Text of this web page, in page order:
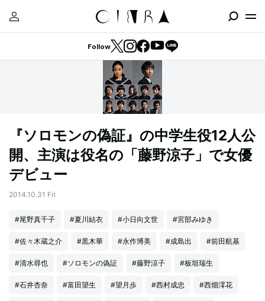
Follow
『ソロモンの偽証』の中学生役12人公
開、主演は役名の「藤野涼子」で女優
デビュー
2014.10.31 Fri
#尾野真千子 #夏川結衣 #小日向文世 #宮部みゆき
#佐々木蔵之介 #黒木華 #永作博美 #成島出 #前田航基
#清水尋也 #ソロモンの偽証 #藤野涼子 #板垣瑞生
#石井杏奈 #富田望生 #望月歩 #西村成忠 #西畑澪花